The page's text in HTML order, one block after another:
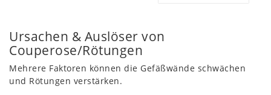
Ursachen & Auslöser von
Couperose/Rötungen
Mehrere Faktoren können die Gefäßwände schwächen
und Rötungen verstärken.